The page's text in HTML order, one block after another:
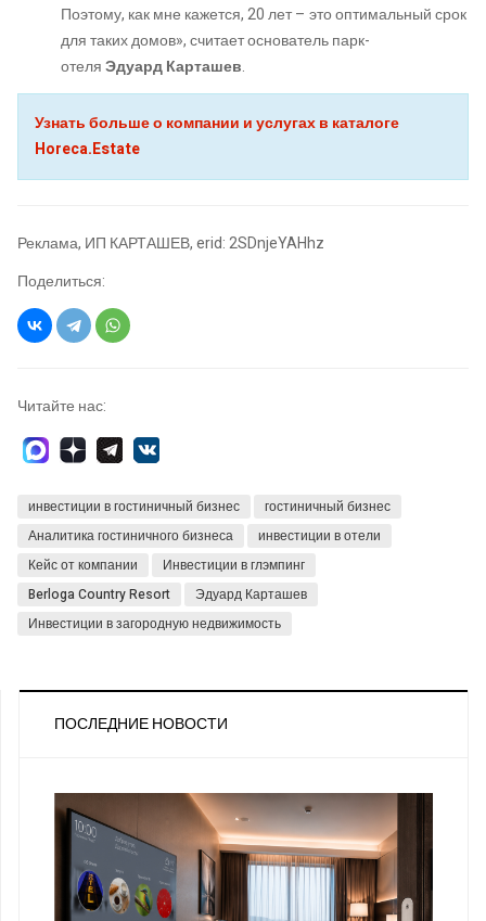
Поэтому, как мне кажется, 20 лет – это оптимальный срок
для таких домов», считает основатель парк-
отеляЭдуард Карташев.
Узнать больше о компании и услугах в каталоге
Horeca.Estate
Реклама, ИП КАРТАШЕВ, erid: 2SDnjeYAHhz
Поделиться:
Читайте нас:
инвестиции в гостиничный бизнес
гостиничный бизнес
Аналитика гостиничного бизнеса
инвестиции в отели
Кейс от компании
Инвестиции в глэмпинг
Berloga Country Resort
Эдуард Карташев
Инвестиции в загородную недвижимость
ПОСЛЕДНИЕ НОВОСТИ